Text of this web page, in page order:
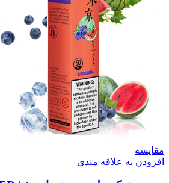
مقایسه
افزودن به علاقه مندی